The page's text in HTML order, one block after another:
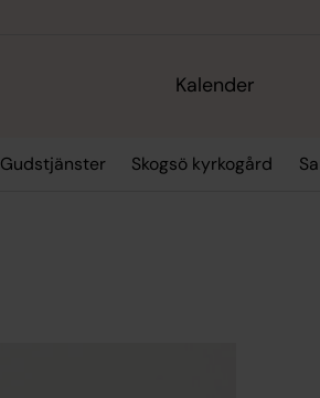
Kalender
Gudstjänster Skogsö kyrkogård